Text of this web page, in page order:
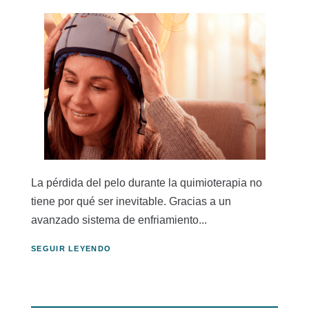
La pérdida del pelo durante la quimioterapia no
tiene por qué ser inevitable. Gracias a un
avanzado sistema de enfriamiento...
SEGUIR LEYENDO